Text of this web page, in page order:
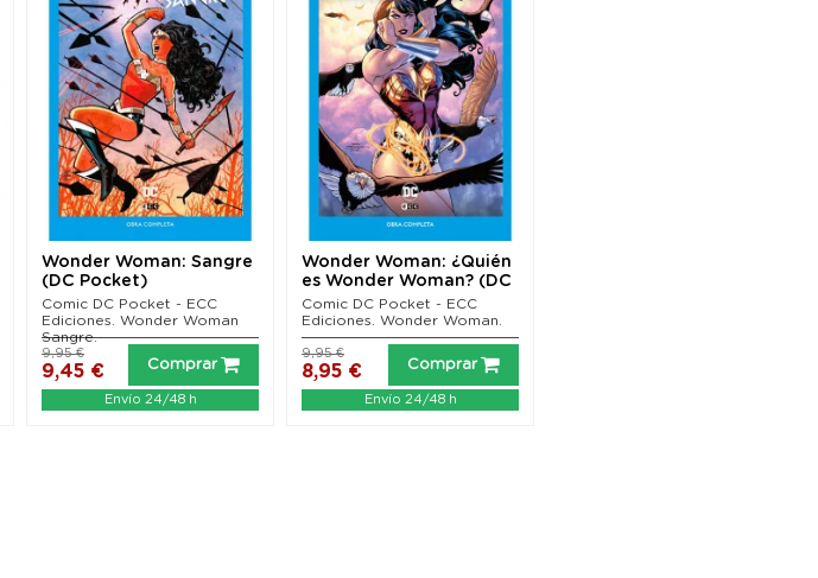
Wonder Woman: Sangre
(DC Pocket)
Comic DC Pocket - ECC
Ediciones. Wonder Woman
Sangre.
9,45 €
9,95 €
Comprar
Envío 24/48 h
Wonder Woman: ¿Quién
es Wonder Woman? (DC
Pocket)
Comic DC Pocket - ECC
Ediciones. Wonder Woman.
8,95 €
9,95 €
Comprar
Envío 24/48 h